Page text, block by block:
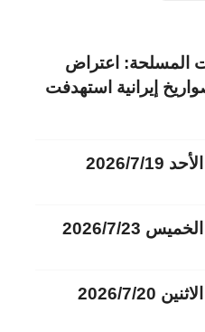
المسلحة: اعتراض
3 صواريخ إيرانية استهدفت
7/19
2026/7/23
2026/7/20